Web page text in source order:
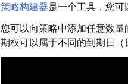
策略构建器是一个工具，您可
您可以向策略中添加任意数
期权可以属于不同的到期日（